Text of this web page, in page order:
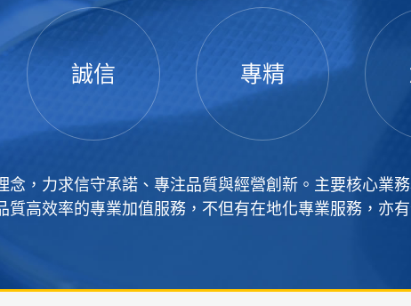
誠信 專精
念，力求信守承諾、專注品質與經營創新。主要核心業
高效率的專業加值服務，不但有在地化專業服務，亦